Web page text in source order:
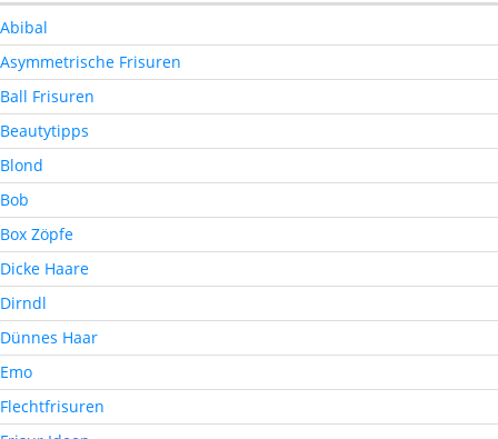
Abibal
Asymmetrische Frisuren
Ball Frisuren
Beautytipps
Blond
Bob
Box Zöpfe
Dicke Haare
Dirndl
Dünnes Haar
Emo
Flechtfrisuren